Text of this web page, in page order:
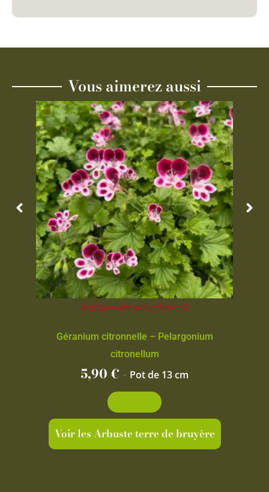
Vous aimerez aussi
Indisponible actuellement
Géranium citronnelle – Pelargonium
citronellum
5,90€ - Pot de 13 cm
Voir les Arbuste terre de bruyère